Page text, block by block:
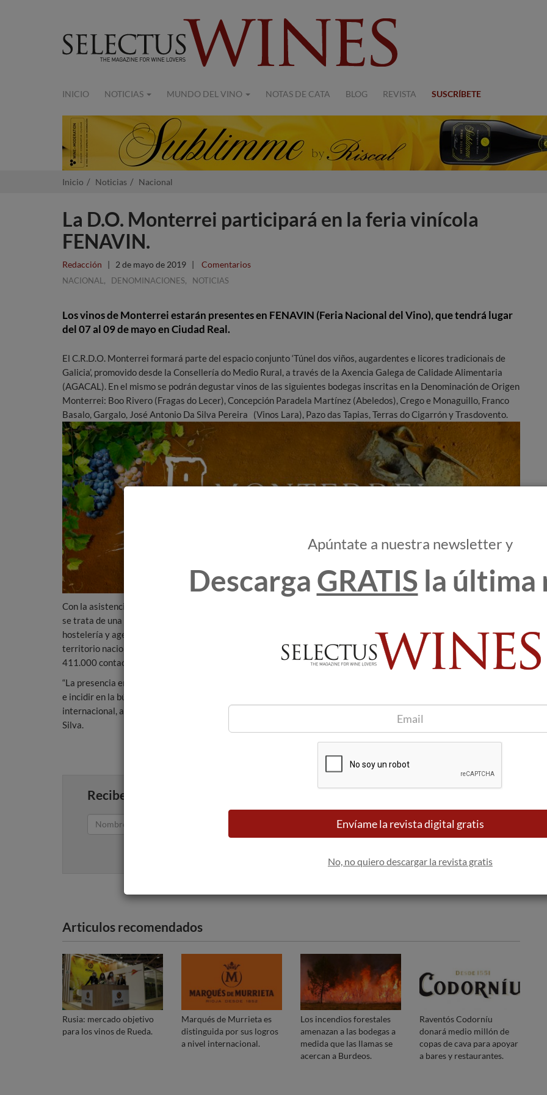
INICIO NOTICIAS MUNDO DEL VINO NOTAS DE CATA BLOG REVISTA SUSCRÍBETE
Inicio Noticias Nacional
La D.O. Monterrei participará en la feria vinícola
FENAVIN.
Redacción | 2 de mayo de 2019 | Comentarios
NACIONAL , DENOMINACIONES, NOTICIAS
Los vinos de Monterrei estarán presentes en FENAVIN (Feria Nacional del Vino), que tendrá lugar
del 07 al 09 de mayo en Ciudad Real.
El C.R.D.O. Monterrei formará parte del espacio conjunto ‘Túnel dos viños, augardentes e licores tradicionais de
Galicia’, promovido desde la Consellería do Medio Rural, a través de la Axencia Galega de Calidade Alimentaria
(AGACAL). En el mismo se podrán degustar vinos de las siguientes bodegas inscritas en la Denominación de Origen
Monterrei: Boo Rivero (Fragas do Lecer), Concepción Paradela Martínez (Abeledos), Crego e Monaguillo, Franco
Basalo, Gargalo, José Antonio Da Silva Pereira (Vinos Lara), Pazo das Tapias, Terras do Cigarrón y Trasdovento.
Con la asistencia a la feria Fenavin, la Denominación de Origen pretende incidir sobre el sector profesional, ya que
se trata de una de las ferias de referencia del vino español donde se reúne una importante representación de la
hostelería y agentes del comprado. En Fenavin 2017 estuvieron presentes 1.502 bodegas procedentes de todo el
territorio nacional, en ese año trabajaron 4.127 compradores procedentes de 90 países, realizándose un total de
411.000 contactos comerciales.
“La presencia en esta feria busca promover un mayor conocimiento de la D.O. Monterrei entre el sector profesional
e incidir en la búsqueda de nuevos canales de distribución y comercialización, tanto a nivel nacional como
internacional, así como reforzar nuestra imagen de marca”, indica la presidenta del C.R.D.O. Monterrei, Lara Da
Silva.
Recibe artículos como este en tu bandeja de entrada
Apúntame
Articulos recomendados
Rusia: mercado objetivo
para los vinos de Rueda.
Marqués de Murrieta es
distinguida por sus logros
a nivel internacional.
Los incendios forestales
amenazan a las bodegas a
medida que las llamas se
acercan a Burdeos.
Raventós Codorníu
donará medio millón de
copas de cava para apoyar
a bares y restaurantes.
Apúntate a nuestra newsletter y
Descarga GRATIS la última
Envíame la revista digital gratis
No, no quiero descargar la revista gratis